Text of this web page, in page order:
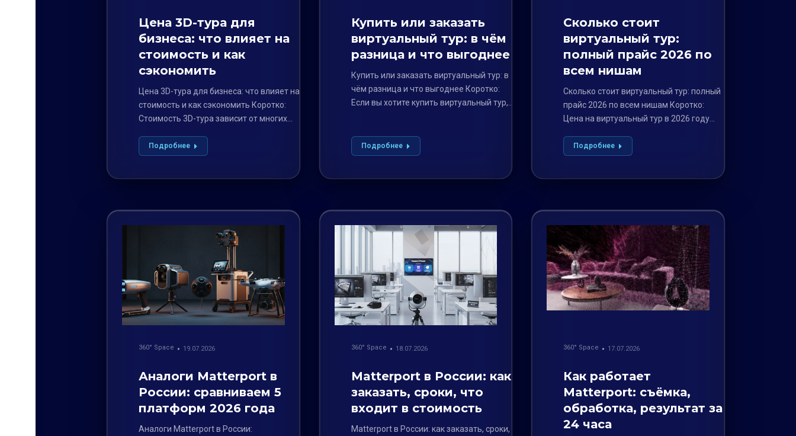
Цена 3D-тура для
бизнеса: что влияет на
стоимость и как
сэкономить
Цена 3D-тура для бизнеса: что влияет на
стоимость и как сэкономить Коротко:
Стоимость 3D-тура зависит от многих
Подробнее
Купить или заказать
виртуальный тур: в чём
разница и что выгоднее
Купить или заказать виртуальный тур: в
чём разница и что выгоднее Коротко:
Если вы хотите купить виртуальный тур,…
Подробнее
Сколько стоит
виртуальный тур:
полный прайс 2026 по
всем нишам
Сколько стоит виртуальный тур: полный
прайс 2026 по всем нишам Коротко:
Цена на виртуальный тур в 2026 году…
Подробнее
Аналоги Matterport в
России: сравниваем 5
платформ 2026 года
360° Space 19.07.2026
Аналоги Matterport в России:
Matterport в России: как
заказать, сроки, что
входит в стоимость
360° Space 18.07.2026
Matterport в России: как заказать, сроки,
Как работает
Matterport: съёмка,
обработка, результат за
24 часа
360° Space 17.07.2026